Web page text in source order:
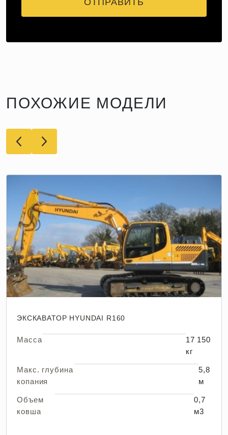
ПОХОЖИЕ МОДЕЛИ
ЭКСКАВАТОР HYUNDAI R160
Масса
17 150
кг
Макс. глубина
копания
5,8
м
Объем
ковша
0,7
м3